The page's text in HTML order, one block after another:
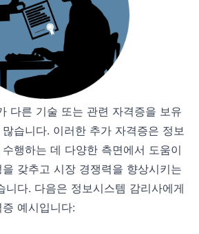
다른 기술 또는 관련 자격증을 보유
습니다. 이러한 추가 자격증은 정보
행하는 데 다양한 측면에서 도움이
갖추고 시장 경쟁력을 향상시키는
니다. 다음은 정보시스템 감리사에게
예시입니다: